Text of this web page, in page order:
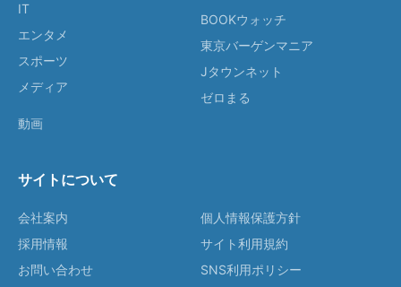
IT
エンタメ
スポーツ
メディア
動画
BOOKウォッチ
東京バーゲンマニア
Jタウンネット
ゼロまる
サイトについて
会社案内
採用情報
お問い合わせ
個人情報保護方針
サイト利用規約
SNS利用ポリシー